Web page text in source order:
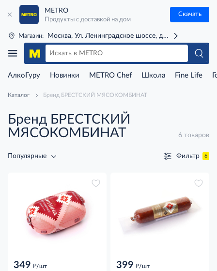
METRO
Продукты с доставкой на дом
Скачать
Магазин: Москва, Ул. Ленинградское шоссе, д. 71Г (м. Речной
АлкоГуру Новинки METRO Chef Школа Fine Life
Каталог Бренд БРЕСТСКИЙ МЯСОКОМБИНАТ
Бренд БРЕСТСКИЙ
МЯСОКОМБИНАТ
6 товаров
Популярные Фильтр 6
349 д/шт 399 д/шт